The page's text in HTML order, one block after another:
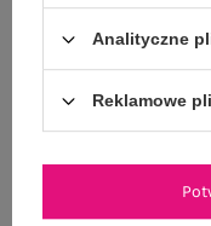
100 dni na zwrot
Analityczne
Reklamowe